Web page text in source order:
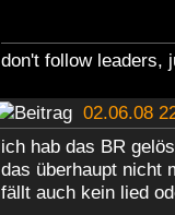
don't follow leaders,
02.06.08
ich hab das BR
das überhaupt nicht
fällt auch kein lied